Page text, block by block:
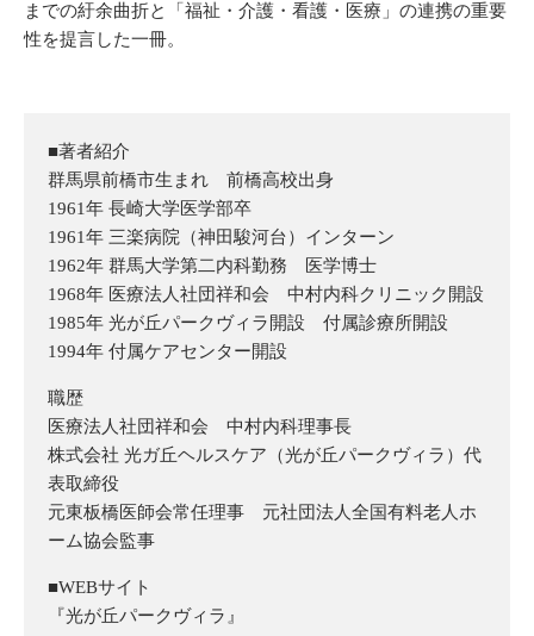
までの紆余曲折と「福祉・介護・看護・医療」の連携の重要
性を提言した一冊。
■著者紹介
群馬県前橋市生まれ 前橋高校出身
1961年 長崎大学医学部卒
1961年 三楽病院（神田駿河台）インターン
1962年 群馬大学第二内科勤務 医学博士
1968年 医療法人社団祥和会 中村内科クリニック開設
1985年 光が丘パークヴィラ開設 付属診療所開設
1994年 付属ケアセンター開設
職歴
医療法人社団祥和会 中村内科理事長
株式会社 光ガ丘ヘルスケア（光が丘パークヴィラ）代
表取締役
元東板橋医師会常任理事 元社団法人全国有料老人ホ
ーム協会監事
■WEBサイト
『光が丘パークヴィラ』